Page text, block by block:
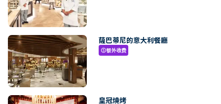
薩巴蒂尼的意大利餐廳
paid额外收费
皇冠燒烤